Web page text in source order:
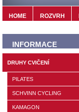
HOME ROZVRH
INFORMACE
DRUHY CVIČENÍ
PILATES
SCHVINN CYCLING
KAMAGON